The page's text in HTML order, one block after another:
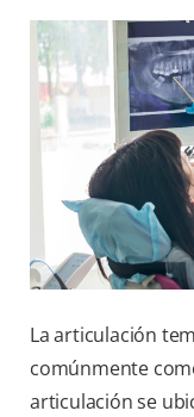
La articulación
comúnmente
articulación se